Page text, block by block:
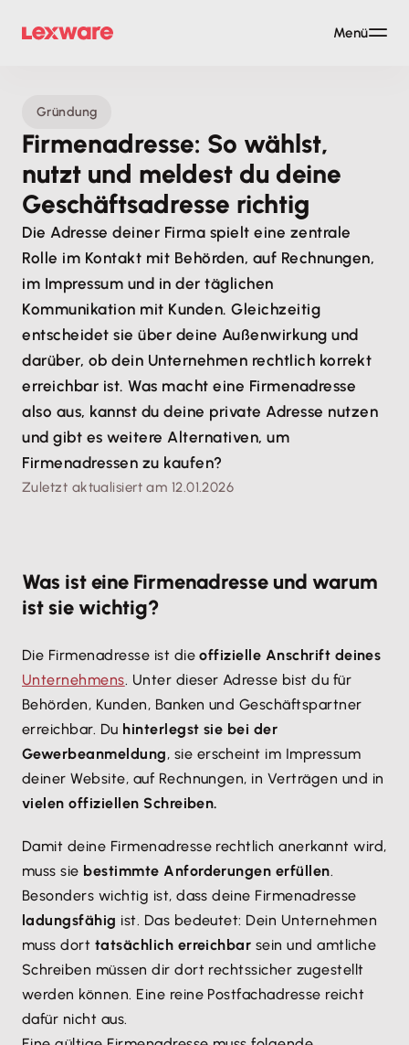
Gründung
Firmenadresse: So wählst,
nutzt und meldest du deine
Geschäftsadresse richtig
Die Adresse deiner Firma spielt eine zentrale
Rolle im Kontakt mit Behörden, auf Rechnungen,
im Impressum und in der täglichen
Kommunikation mit Kunden. Gleichzeitig
entscheidet sie über deine Außenwirkung und
darüber, ob dein Unternehmen rechtlich korrekt
erreichbar ist. Was macht eine Firmenadresse
also aus, kannst du deine private Adresse nutzen
und gibt es weitere Alternativen, um
Firmenadressen zu kaufen?
Zuletzt aktualisiert am 12.01.2026
Was ist eine Firmenadresse und warum
ist sie wichtig?
Die Firmenadresse ist dieoffizielle Anschrift deines
Unternehmens. Unter dieser Adresse bist du für
Behörden, Kunden, Banken und Geschäftspartner
erreichbar. Du hinterlegst sie bei der
Gewerbeanmeldung, sie erscheint im Impressum
deiner Website, auf Rechnungen, in Verträgen und in
vielen offiziellen Schreiben.
Damit deine Firmenadresse rechtlich anerkannt wird,
muss sie bestimmte Anforderungen erfüllen.
Besonders wichtig ist, dass deine Firmenadresse
ladungsfähig ist. Das bedeutet: Dein Unternehmen
muss dort tatsächlich erreichbar sein und amtliche
Schreiben müssen dir dort rechtssicher zugestellt
werden können. Eine reine Postfachadresse reicht
dafür nicht aus.
Menü